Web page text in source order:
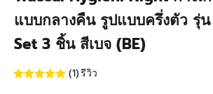
แบบกลางคืน รูปแบบครึ่งตัว รุ่น
Set 3 ชิ้น สีเบจ (BE)
(1)รีวิว